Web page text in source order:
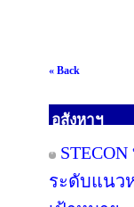
« Back
อสังหาฯ
ระดับแนว